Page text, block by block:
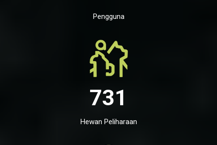
Pengguna
731
Hewan Peliharaan